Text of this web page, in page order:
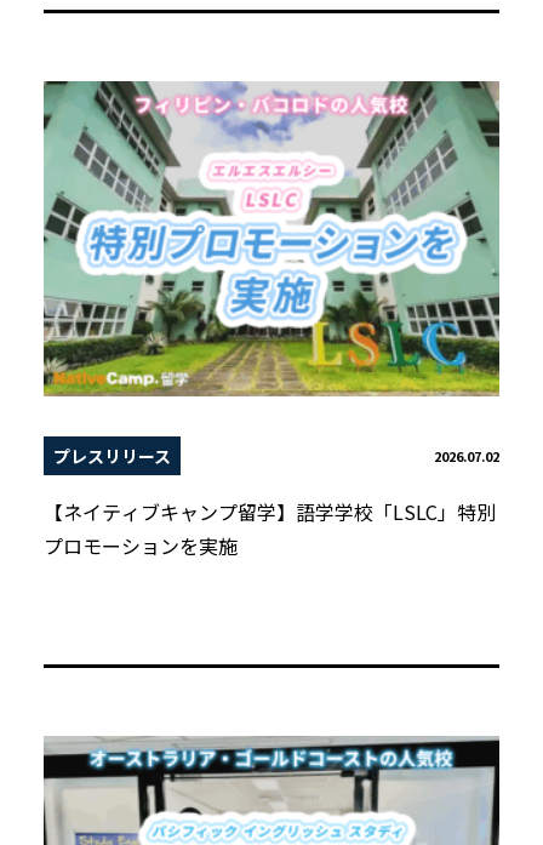
プレスリリース 2026.07.02
【ネイティブキャンプ留学】語学学校「LSLC」特別
プロモーションを実施